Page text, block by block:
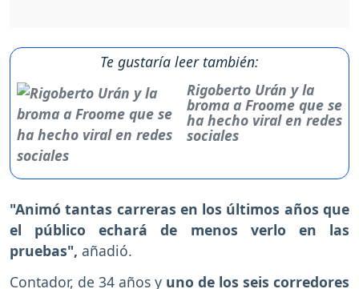
Te gustaría leer también:
Rigoberto Urán y la
broma a Froome que se
ha hecho viral en redes
sociales
"Animó tantas carreras en los últimos años que
el público echará de menos verlo en las
pruebas", añadió.
Contador, de 34 años y uno de los seis corredores